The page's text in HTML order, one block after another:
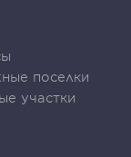
поселки
участки